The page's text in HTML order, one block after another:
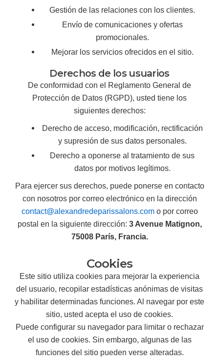
Gestión de las relaciones con los clientes.
Envío de comunicaciones y ofertas
promocionales.
Mejorar los servicios ofrecidos en el sitio.
Derechos de los usuarios
De conformidad con el Reglamento General de
Protección de Datos (RGPD), usted tiene los
siguientes derechos:
Derecho de acceso, modificación, rectificación
y supresión de sus datos personales.
Derecho a oponerse al tratamiento de sus
datos por motivos legítimos.
Para ejercer sus derechos, puede ponerse en contacto
con nosotros por correo electrónico en la dirección
contact@alexandredeparissalons.como por correo
postal en la siguiente dirección: 3 Avenue Matignon,
75008 París, Francia.
Cookies
Este sitio utiliza cookies para mejorar la experiencia
del usuario, recopilar estadísticas anónimas de visitas
y habilitar determinadas funciones. Al navegar por este
sitio, usted acepta el uso de cookies.
Puede configurar su navegador para limitar o rechazar
el uso de cookies. Sin embargo, algunas de las
funciones del sitio pueden verse alteradas.